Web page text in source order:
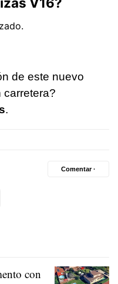
de este nuevo
carretera?
.
Comentar ·
con